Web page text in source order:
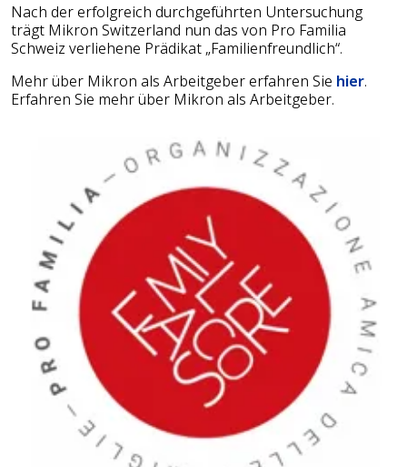
Nach der erfolgreich durchgeführten Untersuchung
trägt Mikron Switzerland nun das von Pro Familia
Schweiz verliehene Prädikat „Familienfreundlich“.
Mehr über Mikron als Arbeitgeber erfahren Sie hier.
Erfahren Sie mehr über Mikron als Arbeitgeber.